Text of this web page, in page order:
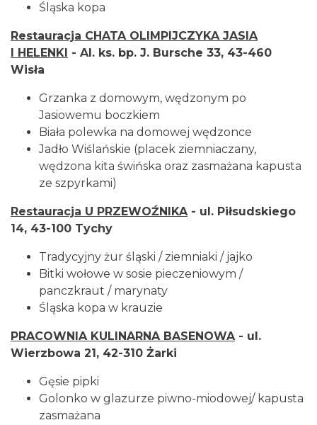
Śląska kopa
Restauracja CHATA OLIMPIJCZYKA JASIA
I HELENKI - Al. ks. bp. J. Bursche 33, 43-460
Wisła
Grzanka z domowym, wędzonym po
Jasiowemu boczkiem
Biała polewka na domowej wędzonce
Jadło Wiślańskie (placek ziemniaczany,
wędzona kita świńska oraz zasmażana kapusta
ze szpyrkami)
Restauracja U PRZEWOŹNIKA- ul. Piłsudskiego
14, 43-100 Tychy
Tradycyjny żur śląski / ziemniaki / jajko
Bitki wołowe w sosie pieczeniowym /
panczkraut / marynaty
Śląska kopa w krauzie
PRACOWNIA KULINARNA BASENOWA- ul.
Wierzbowa 21, 42-310 Żarki
Gęsie pipki
Golonko w glazurze piwno-miodowej/ kapusta
zasmażana